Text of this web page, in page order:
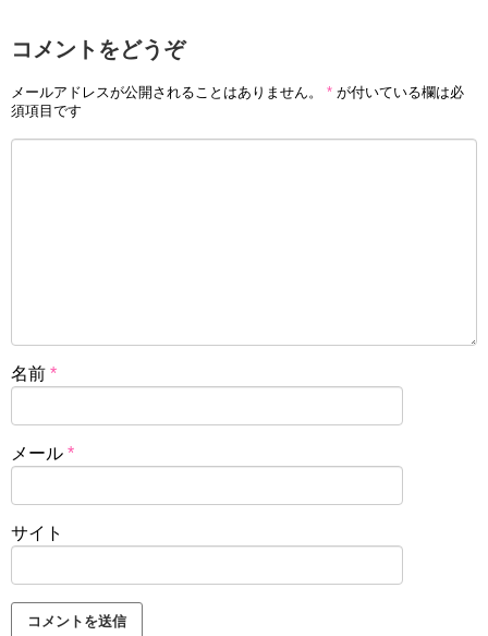
コメントをどうぞ
メールアドレスが公開されることはありません。 * が付いている欄は必
須項目です
名前 *
メール *
サイト